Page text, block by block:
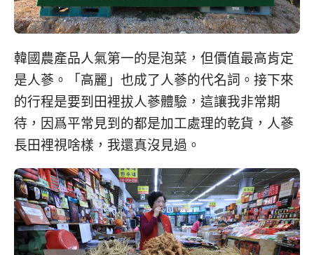
韓國農產品人氣第一的是泡菜，但價值最高肯定
是人蔘。「高麗」也成了人蔘的代名詞。接下來
的行程是要到田裡拔人蔘體驗，這讓我非常期
待，因爲平常見到的都是加工處理的乾貨，人蔘
長田裡視啥樣，我還真沒見過。